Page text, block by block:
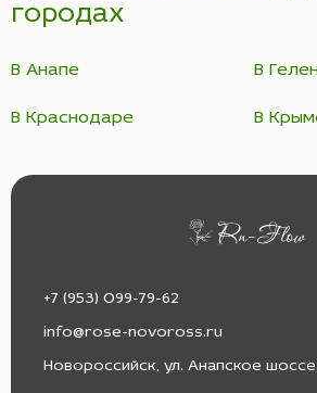
городах
В Анапе В
В Краснодаре В
+7 (953) 099-79-62
info@rose-novoross.ru
Новороссийск, ул. Анапское